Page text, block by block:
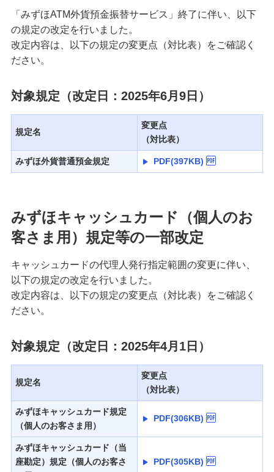
「みずほATM外貨預金振替サービス」終了に伴い、以下
の規定の改定を行いました。
改定内容は、以下の規定の変更点（対比表）をご確認く
ださい。
対象規定（改定日：2025年6月9日）
規定名
変更点
（対比表）
みずほ外貨普通預金規定 PDF(397KB)
みずほキャッシュカード（個人のお
客さま用）規定等の一部改定
キャッシュカードの代理人発行指定範囲の変更に伴い、
以下の規定の改定を行いました。
改定内容は、以下の規定の変更点（対比表）をご確認く
ださい。
対象規定（改定日：2025年4月1日）
規定名
変更点
（対比表）
みずほキャッシュカード規定
（個人のお客さま用）
PDF(306KB)
みずほキャッシュカード（当
座勘定）規定（個人のお客さ
PDF(305KB)